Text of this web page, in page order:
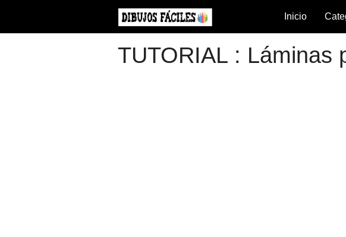
Inicio
TUTORIAL : Láminas